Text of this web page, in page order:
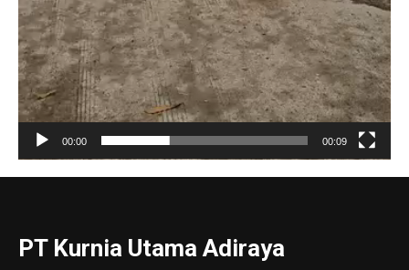
00:00 00:09
PT Kurnia Utama Adiraya